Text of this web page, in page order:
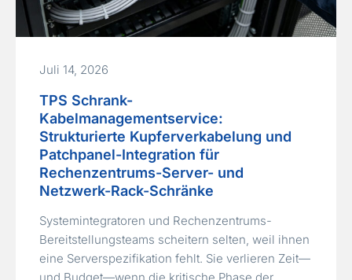
Juli 14, 2026
TPS Schrank-
Kabelmanagementservice:
Strukturierte Kupferverkabelung und
Patchpanel-Integration für
Rechenzentrums-Server- und
Netzwerk-Rack-Schränke
Systemintegratoren und Rechenzentrums-
Bereitstellungsteams scheitern selten, weil ihnen
eine Serverspezifikation fehlt. Sie verlieren Zeit—